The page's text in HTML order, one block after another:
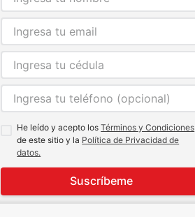
He leído y acepto losTérminos y Condiciones
de este sitio y la Política de Privacidad de
datos.
Suscríbeme